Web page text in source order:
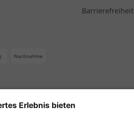
Barrierefreiheit
Nachnahme